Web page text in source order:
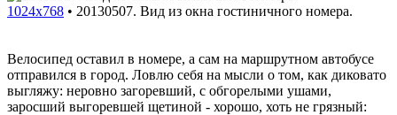
1024x768 • 20130507. Вид из окна гостиничного номера.
Велосипед оставил в номере, а сам на маршрутном автобусе
отправился в город. Ловлю себя на мысли о том, как диковато
выгляжу: неровно загоревший, с обгорелыми ушами,
заросший выгоревшей щетиной - хорошо, хоть не грязный: